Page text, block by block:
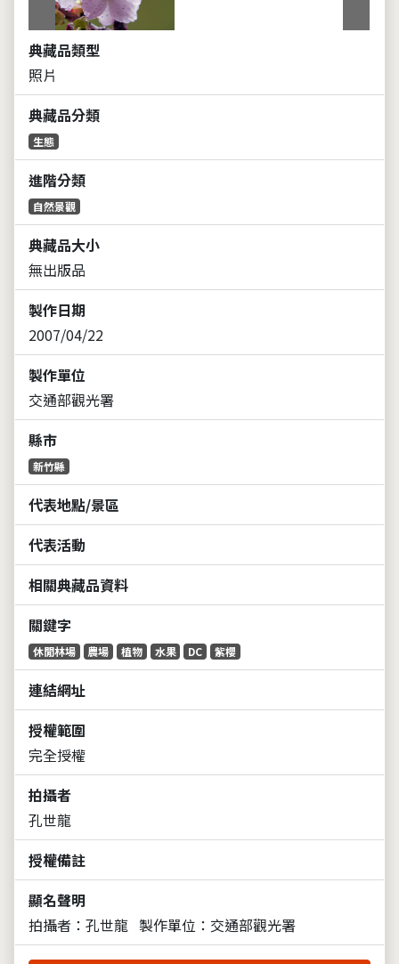
典藏品類型
照片
典藏品分類
生態
進階分類
自然景觀
典藏品大小
無出版品
製作日期
2007/04/22
製作單位
交通部觀光署
縣市
新竹縣
代表地點/景區
代表活動
相關典藏品資料
關鍵字
休閒林場 農場 植物 水果 DC 紫櫻
連結網址
授權範圍
完全授權
拍攝者
孔世龍
授權備註
顯名聲明
拍攝者：孔世龍 製作單位：交通部觀光署